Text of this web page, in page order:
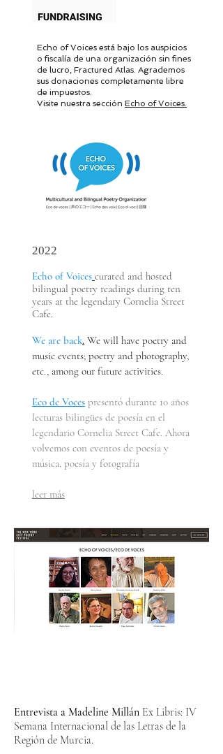
Echo of Voices está bajo los auspicios
o fiscalía de una organización sin fines
de lucro, Fractured Atlas. Agrademos
sus donaciones completamente libre
de impuestos.
Visite nuestra sección Echo of Voices.
2022
Echo of Voices curated and hosted
bilingual poetry readings during ten
years at the legendary Cornelia Street
Cafe.
We are back. We will have poetry and
music events; poetry and photography,
etc., among our future activities.
Eco de Voces presentó durante 10 años
lecturas bilingües de poesía en el
legendario Cornelia Street Cafe. Ahora
volvemos con eventos de poesía y
música, poesía y fotografía
leer más
Entrevista a Madeline Millán Ex Libris: IV
Semana Internacional de las Letras de la
Región de Murcia.